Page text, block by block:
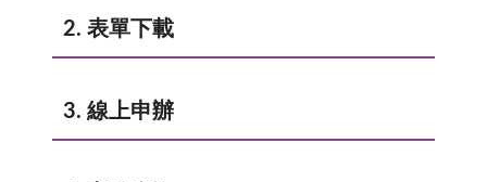
2. 表單下載
3. 線上申辦